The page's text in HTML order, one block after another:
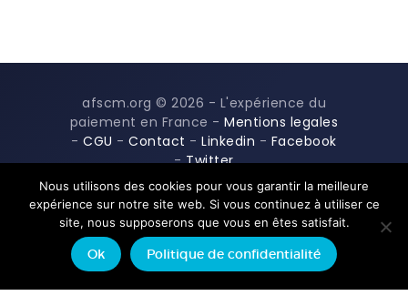
afscm.org © 2026 - L'expérience du
paiement en France -Mentions legales
-CGU -Contact -Linkedin - Facebook
-Twitter
Nous utilisons des cookies pour vous garantir la meilleure
expérience sur notre site web. Si vous continuez à utiliser ce
site, nous supposerons que vous en êtes satisfait.
Ok Politique de confidentialité